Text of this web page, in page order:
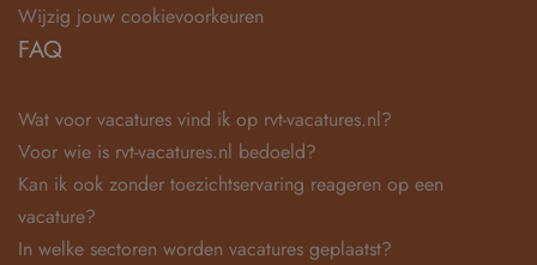
Wijzig jouw cookievoorkeuren
FAQ
Wat voor vacatures vind ik op rvt-vacatures.nl?
Voor wie is rvt-vacatures.nl bedoeld?
Kan ik ook zonder toezichtservaring reageren op een
vacature?
In welke sectoren worden vacatures geplaatst?